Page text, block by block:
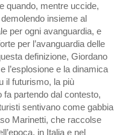
quando, mentre uccide,
insieme al
per ogni avanguardia, e
per l’avanguardia delle
definizione, Giordano
l’esplosione e la dinamica
il futurismo, la più
partendo dal contesto,
sentivano come gabbia
Marinetti, che raccolse
in Italia e nel